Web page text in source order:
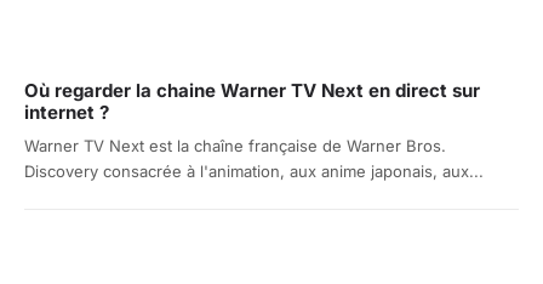
Où regarder la chaine Warner TV Next en direct sur
internet ?
Warner TV Next est la chaîne française de Warner Bros.
Discovery consacrée à l'animation, aux anime japonais, aux...